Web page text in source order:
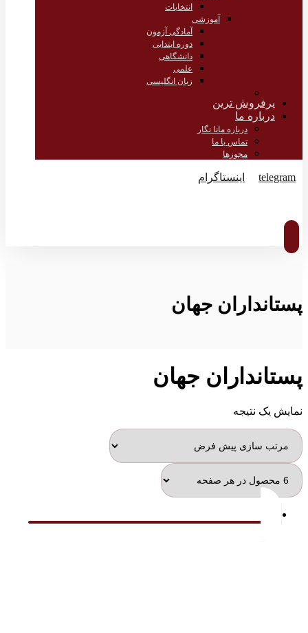
انتخابات
آموزشی
آمادگی آزمون
دوره ابتدایی
دانشگاهی
علمی
زبان انگلیسی
پرفروش ترین
درباره ما
درباره مانا نگار
تماس با ما
مجوزها
telegram
اینستاگرام
پستانداران جهان
پستانداران جهان
نمایش یک نتیجه